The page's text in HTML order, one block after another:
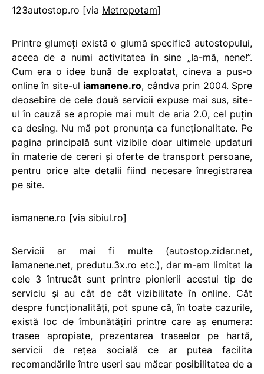
123autostop.ro [via Metropotam]
Printre glumeţi există o glumă specifică autostopului,
aceea de a numi activitatea în sine „Ia-mă, nene!”.
Cum era o idee bună de exploatat, cineva a pus-o
online în site-ul iamanene.ro, cândva prin 2004. Spre
deosebire de cele două servicii expuse mai sus, site-
ul în cauză se apropie mai mult de aria 2.0, cel puţin
ca desing. Nu mă pot pronunţa ca funcţionalitate. Pe
pagina principală sunt vizibile doar ultimele updaturi
în materie de cereri şi oferte de transport persoane,
pentru orice alte detalii fiind necesare înregistrarea
pe site.
iamanene.ro [via sibiul.ro]
Servicii ar mai fi multe (autostop.zidar.net,
iamanene.net, predutu.3x.ro etc.), dar m-am limitat la
cele 3 întrucât sunt printre pionierii acestui tip de
serviciu şi au cât de cât vizibilitate în online. Cât
despre funcţionalităţi, pot spune că, în toate cazurile,
există loc de îmbunătăţiri printre care aş enumera:
trasee apropiate, prezentarea traseelor pe hartă,
servicii de reţea socială ce ar putea facilita
recomandările între useri sau măcar posibilitatea de a